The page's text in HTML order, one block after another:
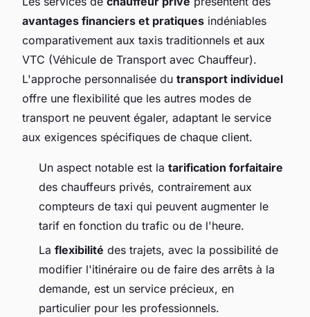
avantages financiers et pratiques indéniables
comparativement aux taxis traditionnels et aux
VTC (Véhicule de Transport avec Chauffeur).
L'approche personnalisée du transport individuel
offre une flexibilité que les autres modes de
transport ne peuvent égaler, adaptant le service
aux exigences spécifiques de chaque client.
Un aspect notable est la tarification forfaitaire
des chauffeurs privés, contrairement aux
compteurs de taxi qui peuvent augmenter le
tarif en fonction du trafic ou de l'heure.
La flexibilité des trajets, avec la possibilité de
modifier l'itinéraire ou de faire des arrêts à la
demande, est un service précieux, en
particulier pour les professionnels.